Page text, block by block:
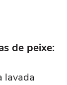
de peixe:
lavada